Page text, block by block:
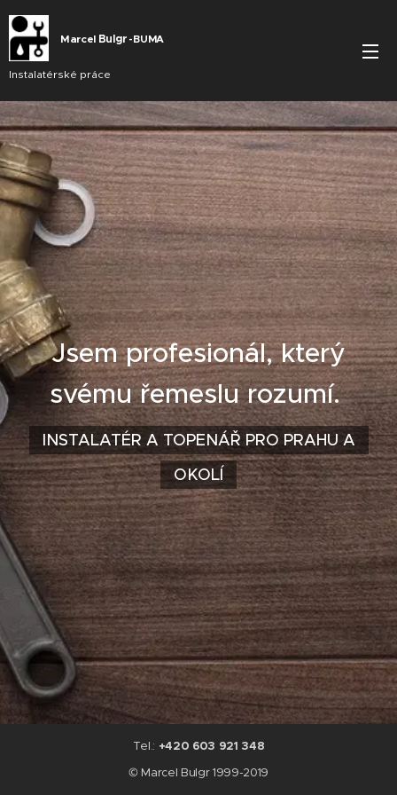
Marcel Bulgr -BUMA
Instalatérské práce
Jsem profesionál, který
svému řemeslu rozumí.
INSTALATÉR A TOPENÁŘ PRO PRAHU A
OKOLÍ
Tel.: +420 603 921 348
© Marcel Bulgr 1999-2019